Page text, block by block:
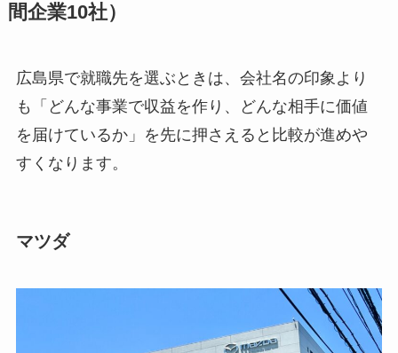
間企業10社）
広島県で就職先を選ぶときは、会社名の印象より
も「どんな事業で収益を作り、どんな相手に価値
を届けているか」を先に押さえると比較が進めや
すくなります。
マツダ